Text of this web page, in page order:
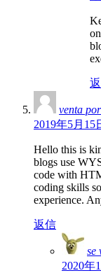
venta
2019年5月15
Hello this is
blogs use
code with
coding skills
experience.
返信
se
2020年